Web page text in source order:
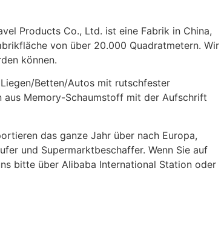
Products Co., Ltd. ist eine Fabrik in China,
von über 20.000 Quadratmetern. Wir
können.
Betten/Autos mit rutschfester
aus Memory-Schaumstoff mit der Aufschrift
das ganze Jahr über nach Europa,
und Supermarktbeschaffer. Wenn Sie auf
bitte über Alibaba International Station oder